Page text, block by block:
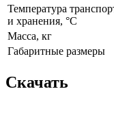
Температура
и хранения, °С
Масса, кг
Габаритные размеры
Скачать